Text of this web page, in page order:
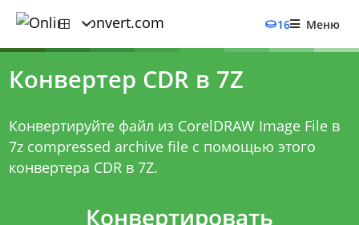
16 Меню
Конвертер CDR в 7Z
Конвертируйте файл из CorelDRAW Image File в
7z compressed archive file с помощью этого
конвертера CDR в 7Z.
Конвертировать